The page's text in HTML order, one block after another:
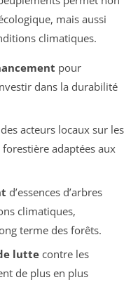
mais aussi
climatiques.
pour
dans la durabilité
des acteurs locaux sur les
adaptées aux
d’essences d’arbres
climatiques,
terme des forêts.
luttecontre les
de plus en plus